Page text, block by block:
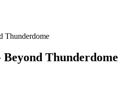
Thunderdome